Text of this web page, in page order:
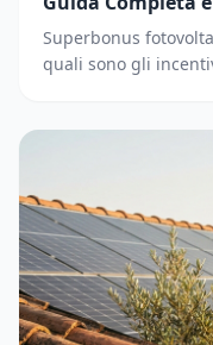
Superbonus
quali sono gli